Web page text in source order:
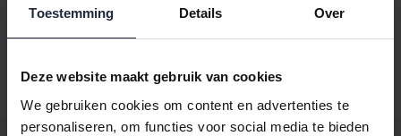
Toestemming Details Over
Deze website maakt gebruik van cookies
We gebruiken cookies om content en advertenties te
personaliseren, om functies voor social media te bieden
Achteraf betalen mogelijk